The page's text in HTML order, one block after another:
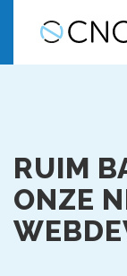
RUIM
ONZE